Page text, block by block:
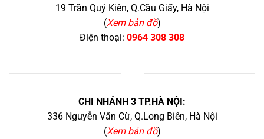
19 Trần Quý Kiên, Q.Cầu Giấy, Hà Nội
(Xem bản đồ)
Điện thoại: 0964 308 308
CHI NHÁNH 3 TP.HÀ NỘI:
336 Nguyễn Văn Cừ, Q.Long Biên, Hà Nội
(Xem bản đồ)